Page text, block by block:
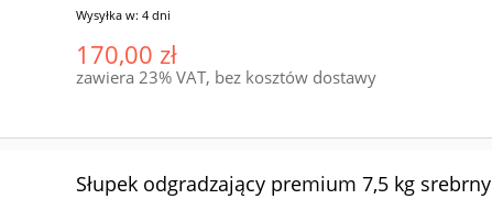
Wysyłka w: 4 dni
170,00 zł
zawiera 23% VAT, bez kosztów dostawy
Słupek odgradzający premium 7,5 kg srebrny